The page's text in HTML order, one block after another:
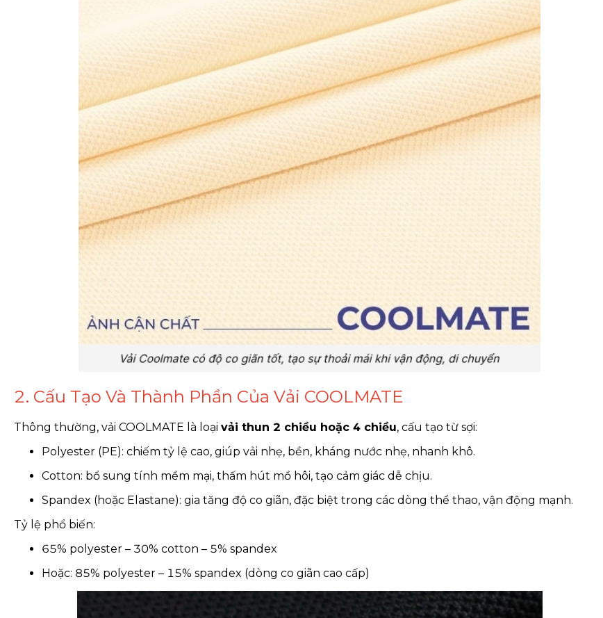
2. Cấu Tạo Và Thành Phần Của Vải COOLMATE
Thông thường, vải COOLMATE là loại vải thun 2 chiều hoặc 4 chiều, cấu tạo từ sợi:
Polyester (PE): chiếm tỷ lệ cao, giúp vải nhẹ, bền, kháng nước nhẹ, nhanh khô.
Cotton: bổ sung tính mềm mại, thấm hút mồ hôi, tạo cảm giác dễ chịu.
Spandex (hoặc Elastane): gia tăng độ co giãn, đặc biệt trong các dòng thể thao, vận động mạnh.
Tỷ lệ phổ biến:
65% polyester – 30% cotton – 5% spandex
Hoặc: 85% polyester – 15% spandex (dòng co giãn cao cấp)